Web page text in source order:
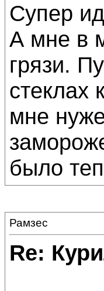
Супер
А мне в
грязи.
стеклах
мне
было
Рамзес
Re: